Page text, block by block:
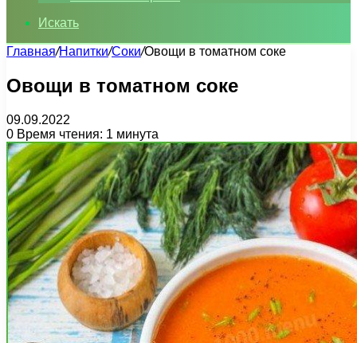
Искать
Главная/Напитки/Соки/Овощи в томатном соке
Овощи в томатном соке
09.09.2022
0 Время чтения: 1 минута